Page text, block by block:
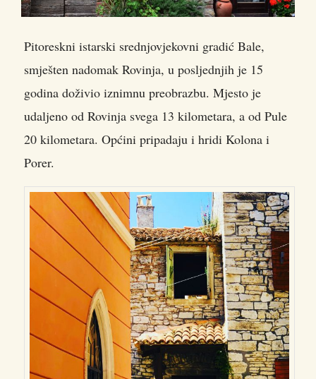
Pitoreskni istarski srednjovjekovni gradić Bale,
smješten nadomak Rovinja, u posljednjih je 15
godina doživio iznimnu preobrazbu. Mjesto je
udaljeno od Rovinja svega 13 kilometara, a od Pule
20 kilometara. Općini pripadaju i hridi Kolona i
Porer.